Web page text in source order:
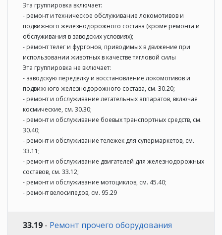
Эта группировка включает:
- ремонт и техническое обслуживание локомотивов и
подвижного железнодорожного состава (кроме ремонта и
обслуживания в заводских условиях);
- ремонт телег и фургонов, приводимых в движение при
использовании животных в качестве тягловой силы
Эта группировка не включает:
- заводскую переделку и восстановление локомотивов и
подвижного железнодорожного состава, см. 30.20;
- ремонт и обслуживание летательных аппаратов, включая
космические, см. 30.30;
- ремонт и обслуживание боевых транспортных средств, см.
30.40;
- ремонт и обслуживание тележек для супермаркетов, см.
33.11;
- ремонт и обслуживание двигателей для железнодорожных
составов, см. 33.12;
- ремонт и обслуживание мотоциклов, см. 45.40;
- ремонт велосипедов, см. 95.29
33.19 - Ремонт прочего оборудования